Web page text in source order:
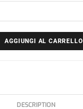
AGGIUNGI AL CARRELLO
DESCRIPTION